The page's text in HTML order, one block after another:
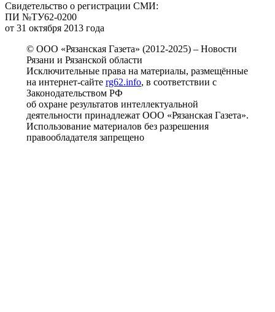
Свидетельство о регистрации СМИ:
ПИ №ТУ62-0200
от 31 октября 2013 года
© ООО «Рязанская Газета» (2012-2025) – Новости
Рязани и Рязанской области
Исключительные права на материалы, размещённые
на интернет-сайте rg62.info, в соответствии с
Законодательством РФ
об охране результатов интеллектуальной
деятельности принадлежат ООО «Рязанская Газета».
Использование материалов без разрешения
правообладателя запрещено